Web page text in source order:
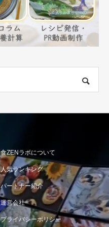
食ZENラボについて
人気ランキング
パートナー紹介
運営会社
プライバシーポリシー